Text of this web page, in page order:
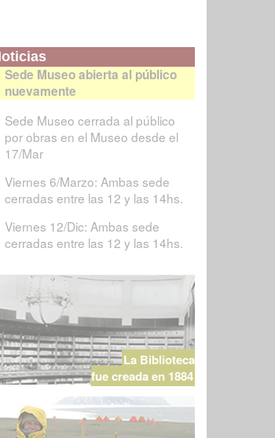
Sede Museo abierta al público
nuevamente
Sede Museo cerrada al público
por obras en el Museo desde el
17/Mar
Viernes 6/Marzo: Ambas sede
cerradas entre las 12 y las 14hs.
Viernes 12/Dic: Ambas sede
cerradas entre las 12 y las 14hs.
La Biblioteca
fue creada en 1884